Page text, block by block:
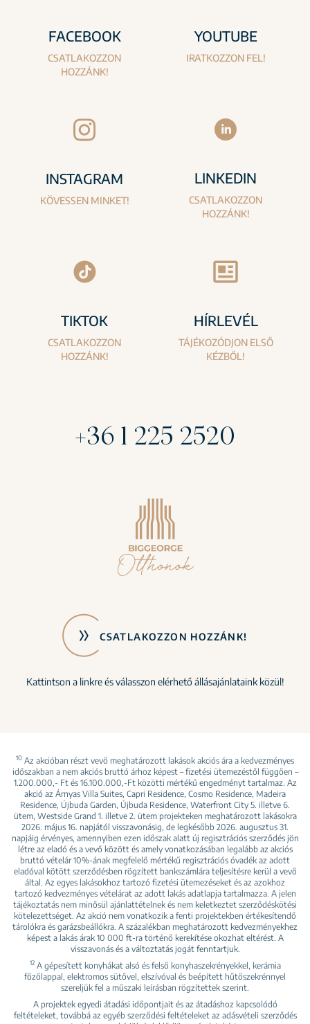
FACEBOOK
CSATLAKOZZON
HOZZÁNK!
YOUTUBE
IRATKOZZON FEL!
INSTAGRAM
KÖVESSEN MINKET!
LINKEDIN
CSATLAKOZZON
HOZZÁNK!
TIKTOK
CSATLAKOZZON
HOZZÁNK!
HÍRLEVÉL
TÁJÉKOZÓDJON ELSŐ
KÉZBŐL!
+36 1 225 2520
CSATLAKOZZON HOZZÁNK!
Kattintson a linkre és válasszon elérhető állásajánlataink közül!
10 Az akcióban részt vevő meghatározott lakások akciós ára a kedvezményes
időszakban a nem akciós bruttó árhoz képest – fizetési ütemezéstől függően –
1.200.000,- Ft és 16.100.000,-Ft közötti mértékű engedményt tartalmaz. Az
akció az Árnyas Villa Suites, Capri Residence, Cosmo Residence, Madeira
Residence, Újbuda Garden, Újbuda Residence, Waterfront City 5. illetve 6.
ütem, Westside Grand 1. illetve 2. ütem projekteken meghatározott lakásokra
2026. május 16. napjától visszavonásig, de legkésőbb 2026. augusztus 31.
napjáig érvényes, amennyiben ezen időszak alatt új regisztrációs szerződés jön
létre az eladó és a vevő között és amely vonatkozásában legalább az akciós
bruttó vételár 10%-ának megfelelő mértékű regisztrációs óvadék az adott
eladóval kötött szerződésben rögzített bankszámlára teljesítésre kerül a vevő
által. Az egyes lakásokhoz tartozó fizetési ütemezéseket és az azokhoz
tartozó kedvezményes vételárat az adott lakás adatlapja tartalmazza. A jelen
tájékoztatás nem minősül ajánlattételnek és nem keletkeztet szerződéskötési
kötelezettséget. Az akció nem vonatkozik a fenti projektekben értékesítendő
tárolókra és garázsbeállókra. A százalékban meghatározott kedvezményekhez
képest a lakás árak 10 000 ft-ra történő kerekítése okozhat eltérést. A
visszavonás és a változtatás jogát fenntartjuk.
12A gépesített konyhákat alsó és felső konyhaszekrényekkel, kerámia
főzőlappal, elektromos sütővel, elszívóval és beépített hűtőszekrénnyel
szereljük fel a műszaki leírásban rögzítettek szerint.
A projektek egyedi átadási időpontjait és az átadáshoz kapcsolódó
feltételeket, továbbá az egyéb szerződési feltételeket az adásvételi szerződés